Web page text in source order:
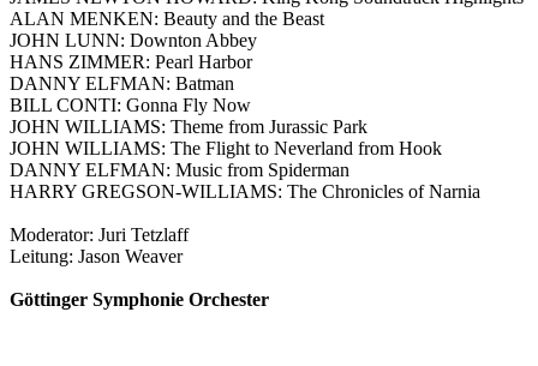
ALAN MENKEN: Beauty and the Beast
JOHN LUNN: Downton Abbey
HANS ZIMMER: Pearl Harbor
DANNY ELFMAN: Batman
BILL CONTI: Gonna Fly Now
JOHN WILLIAMS: Theme from Jurassic Park
JOHN WILLIAMS: The Flight to Neverland from Hook
DANNY ELFMAN: Music from Spiderman
HARRY GREGSON-WILLIAMS: The Chronicles of Narnia
Moderator: Juri Tetzlaff
Leitung: Jason Weaver
Göttinger Symphonie Orchester